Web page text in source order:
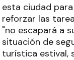
esta ciudad
reforzar las
"no escapará a
situación de
turística estival,